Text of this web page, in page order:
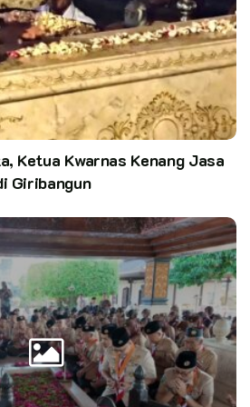
dihuni generasi muda,
hal baru yang diprediksi akan
dari pandemi, serta mewujudkan
lebih manusiawi dan
DIY.
(HB) X merujuk pada kegiatan
pemberdayaan pemuda, dapat
pemuda harus dibekali
keterampilan mutakhir,
andal, dan perluasan ekosistem
potensi pemuda, semisal
berbasis komunitas .
“iuventuti nil arduum”, tidak ada
tegas Kak Sultan HB X
Ketua Kwarnas Kenang Jasa
Giribangun